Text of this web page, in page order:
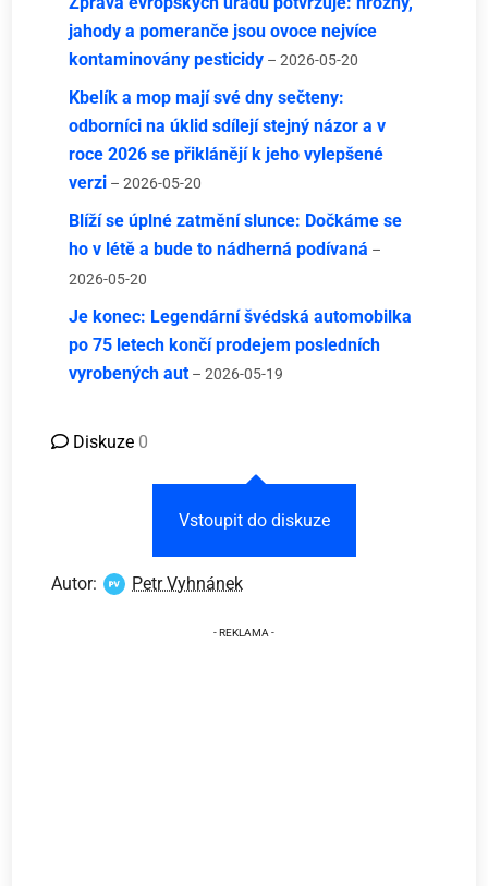
jahody a pomeranče jsou ovoce nejvíce
kontaminovány pesticidy – 2026-05-20
Kbelík a mop mají své dny sečteny:
odborníci na úklid sdílejí stejný názor a v
roce 2026 se přiklánějí k jeho vylepšené
verzi – 2026-05-20
Blíží se úplné zatmění slunce: Dočkáme se
ho v létě a bude to nádherná podívaná –
2026-05-20
Je konec: Legendární švédská automobilka
po 75 letech končí prodejem posledních
vyrobených aut – 2026-05-19
Diskuze 0
Vstoupit do diskuze
Autor: Petr Vyhnánek